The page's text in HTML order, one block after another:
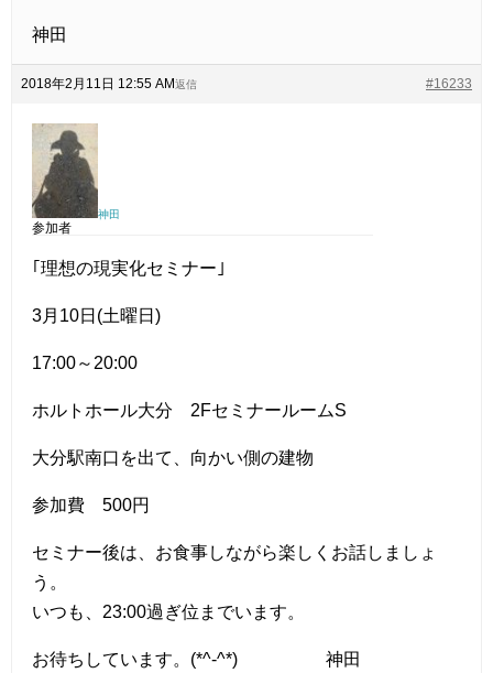
神田
2018年2月11日 12:55 AM #16233
返信
神田
参加者
｢理想の現実化セミナー｣
3月10日(土曜日)
17:00～20:00
ホルトホール大分 2FセミナールームS
大分駅南口を出て、向かい側の建物
参加費 500円
セミナー後は、お食事しながら楽しくお話しましょ
う。
いつも、23:00過ぎ位までいます。
お待ちしています。(*^-^*) 神田